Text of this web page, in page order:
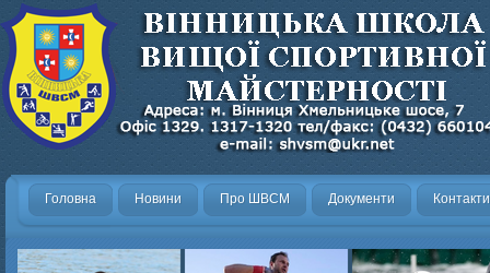
Головна Новини Про ШВСМ Документи Контакти